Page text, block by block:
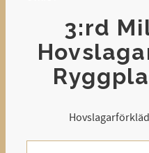
3:rd